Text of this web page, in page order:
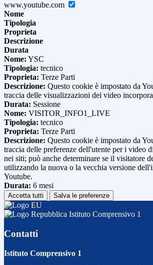
www.youtube.com
Nome
Tipologia
Proprieta
Descrizione
Durata
Nome: YSC
Tipologia: tecnico
Proprieta: Terze Parti
Descrizione: Questo cookie è impostato da
traccia delle visualizzazioni dei video
Durata: Sessione
Nome: VISITOR_INFO1_LIVE
Tipologia: tecnico
Proprieta: Terze Parti
Descrizione: Questo cookie è impostato da
traccia delle preferenze dell'utente per i video
nei siti; può anche determinare se il visitatore
utilizzando la nuova o la vecchia versione
Youtube.
Durata: 6 mesi
Accetta tutti Salva le preferenze
Istituto Comprensivo 1
Contatti
Istituto Comprensivo 1